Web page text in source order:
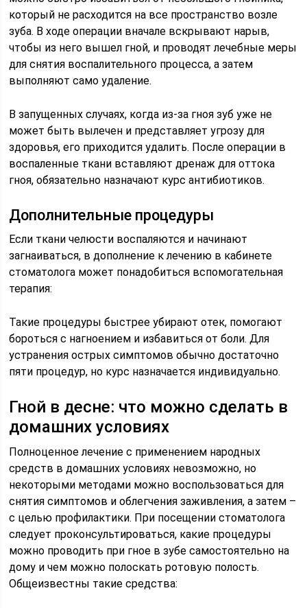
который не расходится на все пространство возле
зуба. В ходе операции вначале вскрывают нарыв,
чтобы из него вышел гной, и проводят лечебные меры
для снятия воспалительного процесса, а затем
выполняют само удаление.
В запущенных случаях, когда из-за гноя зуб уже не
может быть вылечен и представляет угрозу для
здоровья, его приходится удалить. После операции в
воспаленные ткани вставляют дренаж для оттока
гноя, обязательно назначают курс антибиотиков.
Дополнительные процедуры
Если ткани челюсти воспаляются и начинают
загнаиваться, в дополнение к лечению в кабинете
стоматолога может понадобиться вспомогательная
терапия:
Такие процедуры быстрее убирают отек, помогают
бороться с нагноением и избавиться от боли. Для
устранения острых симптомов обычно достаточно
пяти процедур, но курс назначается индивидуально.
Гной в десне: что можно сделать в
домашних условиях
Полноценное лечение с применением народных
средств в домашних условиях невозможно, но
некоторыми методами можно воспользоваться для
снятия симптомов и облегчения заживления, а затем –
с целью профилактики. При посещении стоматолога
следует проконсультироваться, какие процедуры
можно проводить при гное в зубе самостоятельно на
дому и чем можно полоскать ротовую полость.
Общеизвестны такие средства: